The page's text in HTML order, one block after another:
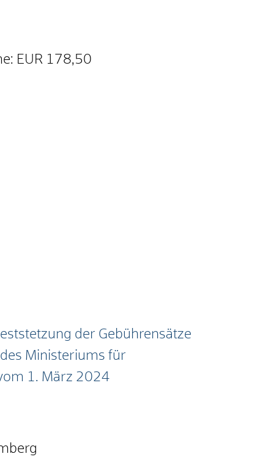
EUR 178,50
der Gebührensätze
Ministeriums für
1. März 2024